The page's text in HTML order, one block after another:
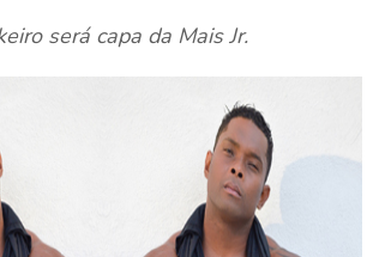
será capa da Mais Jr.